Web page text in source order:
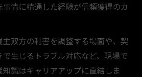
情に精通した経験が信頼獲得のカ
双方の利害を調整する場面や、契
生じるトラブル対応など、現場で
知識はキャリアアップに直結しま